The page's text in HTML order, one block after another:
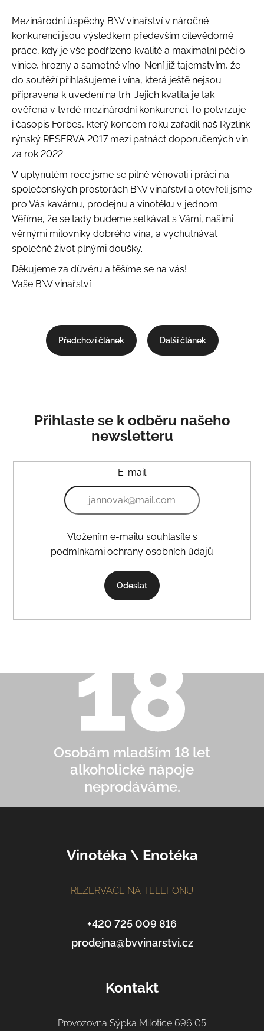
Mezinárodní úspěchy B\V vinařství v náročné
konkurenci jsou výsledkem především cílevědomé
práce, kdy je vše podřízeno kvalitě a maximální péči o
vinice, hrozny a samotné víno. Není již tajemstvím, že
do soutěží přihlašujeme i vína, která ještě nejsou
připravena k uvedení na trh. Jejich kvalita je tak
ověřená v tvrdé mezinárodní konkurenci. To potvrzuje
i časopis Forbes, který koncem roku zařadil náš Ryzlink
rýnský RESERVA 2017 mezi patnáct doporučených vín
za rok 2022.
V uplynulém roce jsme se pilně věnovali i práci na
společenských prostorách B\V vinařství a otevřeli jsme
pro Vás kavárnu, prodejnu a vinotéku v jednom.
Věříme, že se tady budeme setkávat s Vámi, našimi
věrnými milovníky dobrého vína, a vychutnávat
společně život plnými doušky.
Děkujeme za důvěru a těšíme se na vás!
Vaše B\V vinařství
Předchozí článek Další článek
Přihlaste se k odběru našeho
newsletteru
E-mail
podmínkami ochrany osobních údajů
Odeslat
Osobám mladším 18 let
alkoholické nápoje
neprodáváme.
Vinotéka \ Enotéka
REZERVACE NA TELEFONU
+420 725 009 816
prodejna@bvvinarstvi.cz
Kontakt
Provozovna Sýpka Milotice 696 05